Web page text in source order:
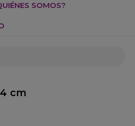
SOMOS?
cm